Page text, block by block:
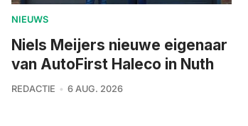
NIEUWS
Niels Meijers nieuwe eigenaar
van AutoFirst Haleco in Nuth
REDACTIE 6 AUG. 2026